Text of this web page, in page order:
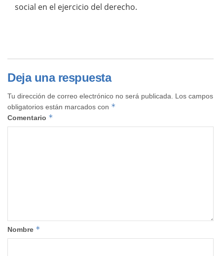
social en el ejercicio del derecho.
Deja una respuesta
Tu dirección de correo electrónico no será publicada.
Los campos
obligatorios están marcados con *
Comentario *
Nombre *